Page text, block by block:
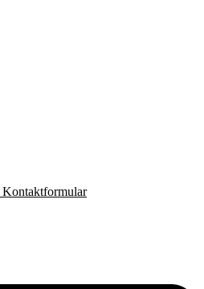
Kontaktformular